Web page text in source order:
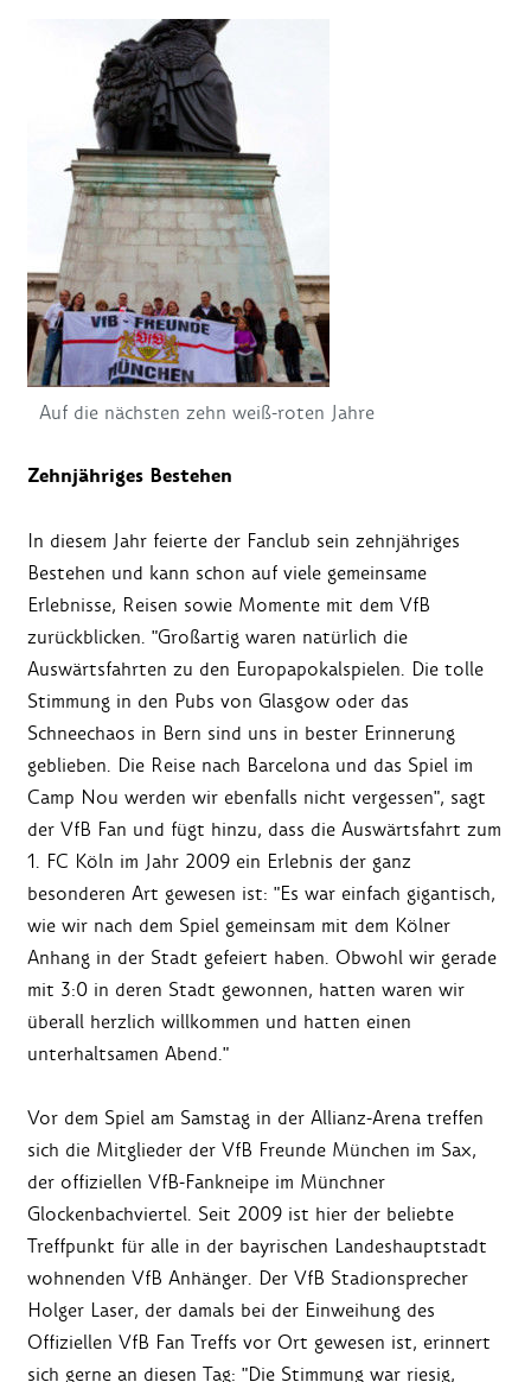
Auf die nächsten zehn weiß-roten Jahre
Zehnjähriges Bestehen
In diesem Jahr feierte der Fanclub sein zehnjähriges
Bestehen und kann schon auf viele gemeinsame
Erlebnisse, Reisen sowie Momente mit dem VfB
zurückblicken. "Großartig waren natürlich die
Auswärtsfahrten zu den Europapokalspielen. Die tolle
Stimmung in den Pubs von Glasgow oder das
Schneechaos in Bern sind uns in bester Erinnerung
geblieben. Die Reise nach Barcelona und das Spiel im
Camp Nou werden wir ebenfalls nicht vergessen", sagt
der VfB Fan und fügt hinzu, dass die Auswärtsfahrt zum
1. FC Köln im Jahr 2009 ein Erlebnis der ganz
besonderen Art gewesen ist: "Es war einfach gigantisch,
wie wir nach dem Spiel gemeinsam mit dem Kölner
Anhang in der Stadt gefeiert haben. Obwohl wir gerade
mit 3:0 in deren Stadt gewonnen, hatten waren wir
überall herzlich willkommen und hatten einen
unterhaltsamen Abend."
Vor dem Spiel am Samstag in der Allianz-Arena treffen
sich die Mitglieder der VfB Freunde München im Sax,
der offiziellen VfB-Fankneipe im Münchner
Glockenbachviertel. Seit 2009 ist hier der beliebte
Treffpunkt für alle in der bayrischen Landeshauptstadt
wohnenden VfB Anhänger. Der VfB Stadionsprecher
Holger Laser, der damals bei der Einweihung des
Offiziellen VfB Fan Treffs vor Ort gewesen ist, erinnert
sich gerne an diesen Tag: "Die Stimmung war riesig,